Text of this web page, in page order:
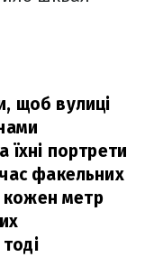
щоб вулиці
їхні портрети
факельних
кожен метр